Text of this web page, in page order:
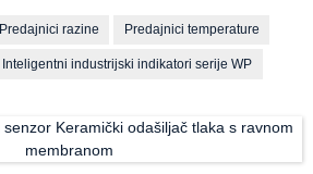
Predajnici razine Predajnici temperature
Inteligentni industrijski indikatori serije WP